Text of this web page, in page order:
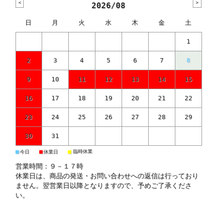
2026/08
日 月 火 水 木 金 土
1
2 3 4 5 6 7 8
9 10 11 12 13 14 15
16 17 18 19 20 21 22
23 24 25 26 27 28 29
30 31
■今日 ■休業日 ■ 臨時休業
営業時間：９－１７時
休業日は、商品の発送・お問い合わせへの返信は行っており
ません。翌営業日以降となりますので、予めご了承くださ
い。